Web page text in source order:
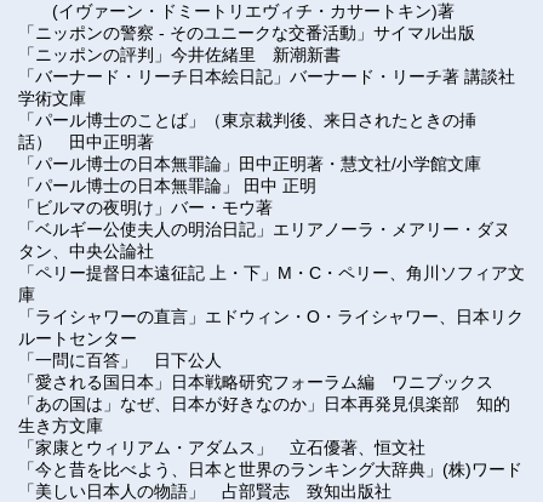
(イヴァーン・ドミートリエヴィチ・カサートキン)著
「ニッポンの警察 - そのユニークな交番活動 」 サイマル出版
「ニッポンの評判 」 今井佐緒里 新潮新書
「バーナード・リーチ日本絵日記」バーナード・リーチ著 講談社
学術文庫
「パール博士のことば」
（東京裁判後、来日されたときの挿
話） 田中正明著
「パール博士の日本無罪論 」
田中正明著・慧文社/小学館文庫
「パール博士の日本無罪論 」
田中 正明
「 ビルマの夜明け 」 バー・モウ著
「ベルギー公使夫人の明治日記」エリアノーラ・メアリー・ダヌ
タン、中央公論社
「ペリー提督日本遠征記 上・下」M・C・ペリー、角川ソフィア文
庫
「ライシャワーの直言」エドウィン・O・ライシャワー、日本リク
ルートセンター
「一問に百答」 日下公人
「愛される国日本 」
日本戦略研究フォーラム編 ワニブックス
「あの国は」なぜ、日本が好きなのか 」
日本再発見倶楽部 知的
生き方文庫
「家康とウィリアム・アダムス」 立石優著、恒文社
「今と昔を比べよう、日本と世界のランキング大辞典」(株)ワード
「美しい日本人の物語 」
占部賢志 致知出版社